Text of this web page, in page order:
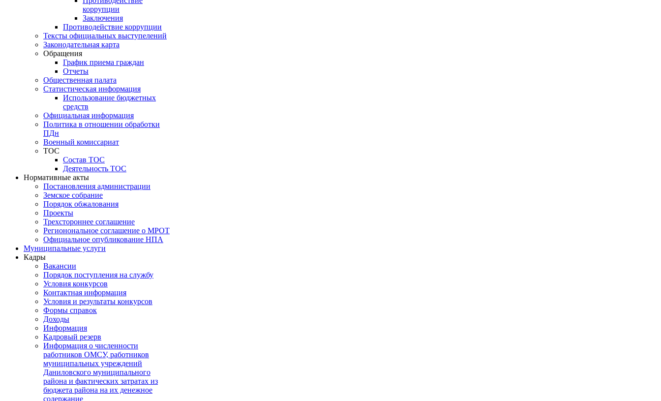
коррупции
Заключения
Противодействие коррупции
Тексты официальных выступелений
Законодательная карта
Обращения
График приема граждан
Отчеты
Общественная палата
Статистическая информация
Использование бюджетных
средств
Официальная информация
Политика в отношении обработки
ПДн
Военный комиссариат
ТОС
Состав ТОС
Деятельность ТОС
Нормативные акты
Постановления администрации
Земское собрание
Порядок обжалования
Проекты
Трехстороннее соглашение
Регионональное соглашение о МРОТ
Официальное опубликование НПА
Муниципальные услуги
Кадры
Вакансии
Порядок поступления на службу
Условия конкурсов
Контактная информация
Условия и результаты конкурсов
Формы справок
Доходы
Информация
Кадровый резерв
Информация о численности
работников ОМСУ, работников
муниципальных учреждений
Даниловского муниципального
района и фактических затратах из
бюджета района на их денежное
содержание